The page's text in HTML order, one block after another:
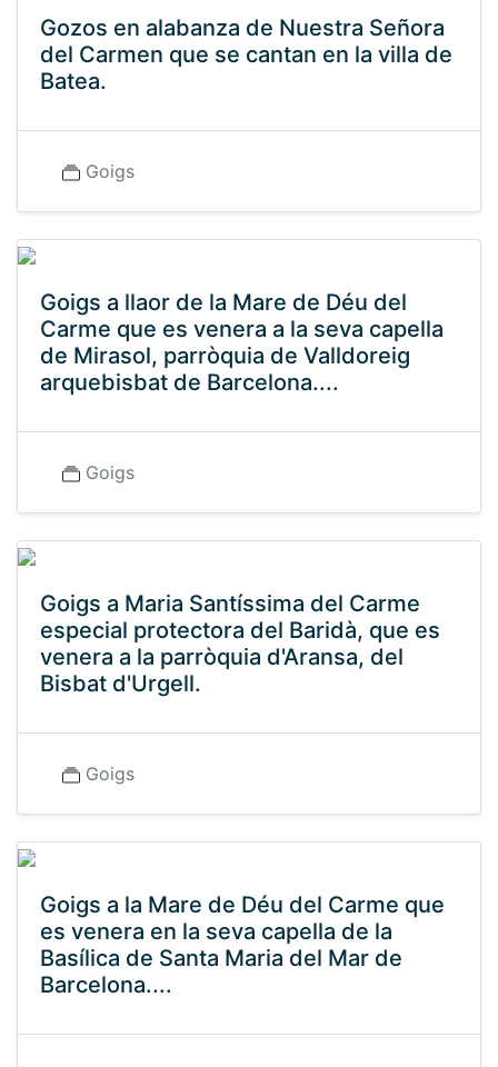
Gozos en alabanza de Nuestra Señora
del Carmen que se cantan en la villa de
Batea.
Goigs
Goigs a llaor de la Mare de Déu del
Carme que es venera a la seva capella
de Mirasol, parròquia de Valldoreig
arquebisbat de Barcelona....
Goigs
Goigs a Maria Santíssima del Carme
especial protectora del Baridà, que es
venera a la parròquia d'Aransa, del
Bisbat d'Urgell.
Goigs
Goigs a la Mare de Déu del Carme que
es venera en la seva capella de la
Basílica de Santa Maria del Mar de
Barcelona....